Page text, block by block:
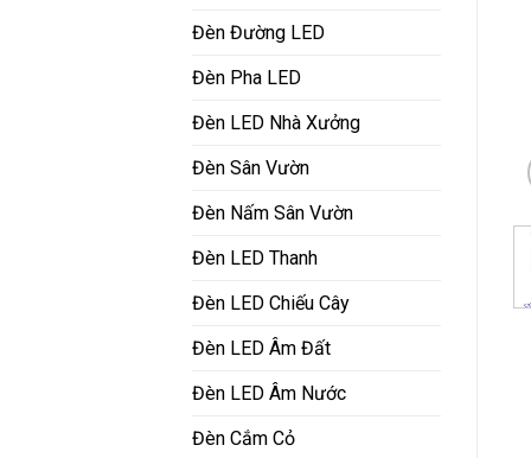
Đèn Đường LED
Đèn Pha LED
Đèn LED Nhà Xưởng
Đèn Sân Vườn
Đèn Nấm Sân Vườn
Đèn LED Thanh
Đèn LED Chiếu Cây
Đèn LED Âm Đất
Đèn LED Âm Nước
Đèn Cắm Cỏ